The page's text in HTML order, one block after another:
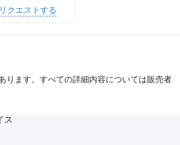
クエストする
ります。すべての詳細内容については販売者
ス